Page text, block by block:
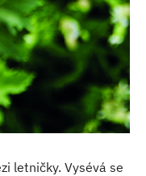
letničky. Vysévá se